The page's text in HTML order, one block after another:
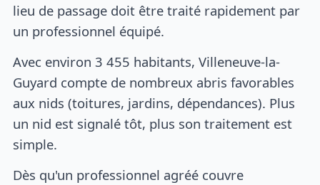
lieu de passage doit être traité rapidement par
un professionnel équipé.
Avec environ 3 455 habitants, Villeneuve-la-
Guyard compte de nombreux abris favorables
aux nids (toitures, jardins, dépendances). Plus
un nid est signalé tôt, plus son traitement est
simple.
Dès qu'un professionnel agréé couvre